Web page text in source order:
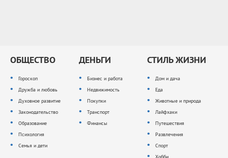
ОБЩЕСТВО
Гороскоп
Дружба и любовь
Духовное развитие
Законодательство
Образование
Психология
Семья и дети
ДЕНЬГИ
Бизнес и работа
Недвижимость
Покупки
Транспорт
Финансы
СТИЛЬ ЖИЗНИ
Дом и дача
Еда
Животные и природа
Лайфхаки
Путешествия
Развлечения
Спорт
Хобби